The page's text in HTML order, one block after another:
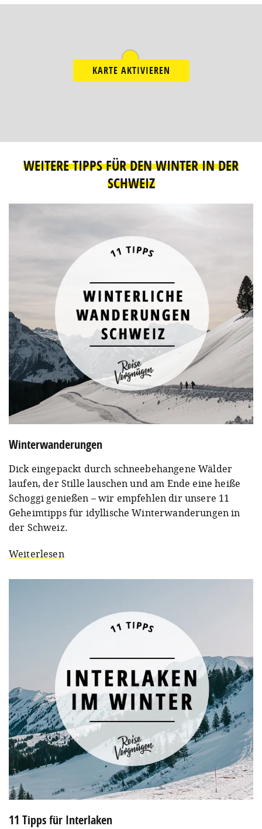
KARTE AKTIVIEREN
WEITERE TIPPS FÜR DEN WINTER IN DER
SCHWEIZ
Winterwanderungen
Dick eingepackt durch schneebehangene Wälder
laufen, der Stille lauschen und am Ende eine heiße
Schoggi genießen – wir empfehlen dir unsere 11
Geheimtipps für idyllische Winterwanderungen in
der Schweiz.
Weiterlesen
11 Tipps für Interlaken